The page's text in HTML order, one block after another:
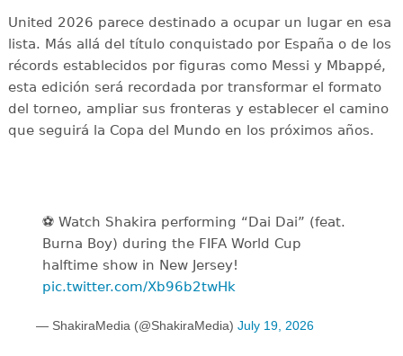
United 2026 parece destinado a ocupar un lugar en esa
lista. Más allá del título conquistado por España o de los
récords establecidos por figuras como Messi y Mbappé,
esta edición será recordada por transformar el formato
del torneo, ampliar sus fronteras y establecer el camino
que seguirá la Copa del Mundo en los próximos años.
⚽️️ Watch Shakira performing “Dai Dai” (feat.
Burna Boy) during the FIFA World Cup
halftime show in New Jersey!
pic.twitter.com/Xb96b2twHk
— ShakiraMedia (@ShakiraMedia) July 19, 2026